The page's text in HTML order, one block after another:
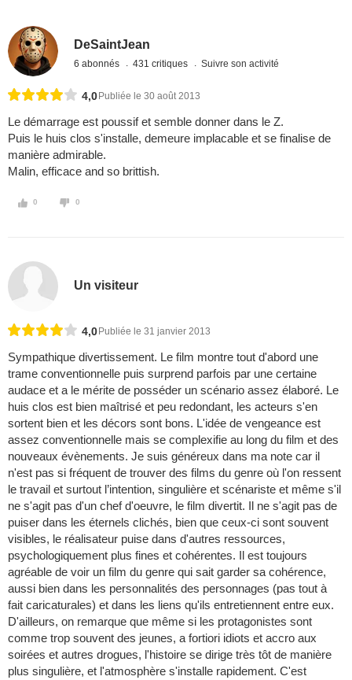
DeSaintJean
6 abonnés 431 critiques Suivre son activité
4,0 Publiée le 30 août 2013
Le démarrage est poussif et semble donner dans le Z.
Puis le huis clos s'installe, demeure implacable et se finalise de
manière admirable.
Malin, efficace and so brittish.
0 0
Un visiteur
4,0 Publiée le 31 janvier 2013
Sympathique divertissement. Le film montre tout d'abord une
trame conventionnelle puis surprend parfois par une certaine
audace et a le mérite de posséder un scénario assez élaboré. Le
huis clos est bien maîtrisé et peu redondant, les acteurs s'en
sortent bien et les décors sont bons. L'idée de vengeance est
assez conventionnelle mais se complexifie au long du film et des
nouveaux évènements. Je suis généreux dans ma note car il
n'est pas si fréquent de trouver des films du genre où l'on ressent
le travail et surtout l’intention, singulière et scénariste et même s'il
ne s'agit pas d'un chef d'oeuvre, le film divertit. Il ne s'agit pas de
puiser dans les éternels clichés, bien que ceux-ci sont souvent
visibles, le réalisateur puise dans d'autres ressources,
psychologiquement plus fines et cohérentes. Il est toujours
agréable de voir un film du genre qui sait garder sa cohérence,
aussi bien dans les personnalités des personnages (pas tout à
fait caricaturales) et dans les liens qu'ils entretiennent entre eux.
D'ailleurs, on remarque que même si les protagonistes sont
comme trop souvent des jeunes, a fortiori idiots et accro aux
soirées et autres drogues, l'histoire se dirige très tôt de manière
plus singulière, et l'atmosphère s'installe rapidement. C'est